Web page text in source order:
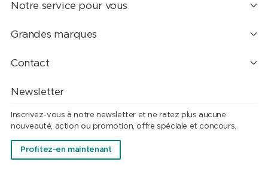
Notre service pour vous
Grandes marques
Contact
Newsletter
Inscrivez-vous à notre newsletter et ne ratez plus aucune
nouveauté, action ou promotion, offre spéciale et concours.
Profitez-en maintenant